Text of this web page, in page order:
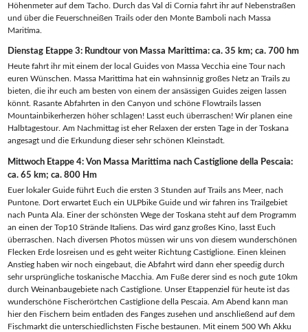
Höhenmeter auf dem Tacho. Durch das Val di Cornia fahrt ihr auf Nebenstraßen
und über die Feuerschneißen Trails oder den Monte Bamboli nach Massa
Maritima.
Dienstag Etappe 3: Rundtour von Massa Marittima: ca. 35 km; ca. 700 hm
Heute fahrt ihr mit einem der local Guides von Massa Vecchia eine Tour nach
euren Wünschen. Massa Marittima hat ein wahnsinnig großes Netz an Trails zu
bieten, die ihr euch am besten von einem der ansässigen Guides zeigen lassen
könnt. Rasante Abfahrten in den Canyon und schöne Flowtrails lassen
Mountainbikerherzen höher schlagen! Lasst euch überraschen! Wir planen eine
Halbtagestour. Am Nachmittag ist eher Relaxen der ersten Tage in der Toskana
angesagt und die Erkundung dieser sehr schönen Kleinstadt.
Mittwoch Etappe 4: Von Massa Marittima nach Castiglione della Pescaia:
ca. 65 km; ca. 800 Hm
Euer lokaler Guide führt Euch die ersten 3 Stunden auf Trails ans Meer, nach
Puntone. Dort erwartet Euch ein ULPbike Guide und wir fahren ins Trailgebiet
nach Punta Ala. Einer der schönsten Wege der Toskana steht auf dem Programm
an einen der Top10 Strände Italiens. Das wird ganz großes Kino, lasst Euch
überraschen. Nach diversen Photos müssen wir uns von diesem wunderschönen
Flecken Erde losreisen und es geht weiter Richtung Castiglione. Einen kleinen
Anstieg haben wir noch eingebaut, die Abfahrt wird dann eher speedig durch
sehr ursprüngliche toskanische Macchia. Am Fuße derer sind es noch gute 10km
durch Weinanbaugebiete nach Castiglione. Unser Etappenziel für heute ist das
wunderschöne Fischerörtchen Castiglione della Pescaia. Am Abend kann man
hier den Fischern beim entladen des Fanges zusehen und anschließend auf dem
Fischmarkt die unterschiedlichsten Fische bestaunen. Mit einem 500 Wh Akku